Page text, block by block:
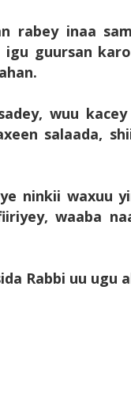
rabey inaa
guursan
wuu
salaada,
ninkii waxuu
waaba
Rabbi uu ugu